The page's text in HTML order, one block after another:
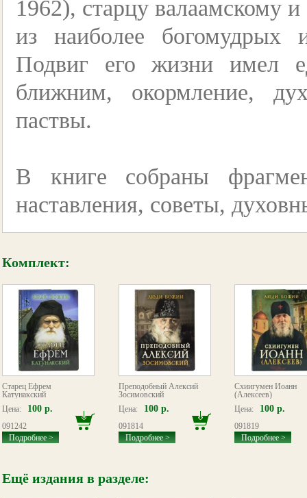
1962), старцу валаамскому
из наиболее
Подвиг его жизни имел
ближним, окормление,
паствы.
В книге собраны
наставления, советы,
Комплект:
Старец Ефрем
Катунакский
Цена:
100 р.
091242
Подробнее >
Преподобный Алексий
Зосимовский
Цена:
100 р.
091814
Подробнее >
Схиигумен Иоанн
(Алексеев)
Цена:
100 р.
091819
Подробнее >
Ещё издания в разделе: